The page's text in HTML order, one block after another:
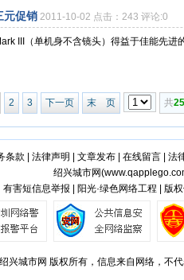
元促销 2011-10-02 点击：243 评论:0
III（单机身不含镜头）得益于佳能先进
2 3 下一页 末 页 共25
条款 法律声明 文章发布| 在线留言| 法
绍兴城市网(
有害短信息举报 | 阳光·绿色网络工程 | 版
绍兴城市网 版权所有，信息来自网络，不